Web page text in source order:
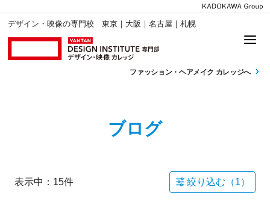
デザイン・映像の専門校 東京｜大阪｜名古屋｜札幌
ファッション・ ヘアメイク カレッジへ
ブログ
表示中： 15件 絞り込む（1）